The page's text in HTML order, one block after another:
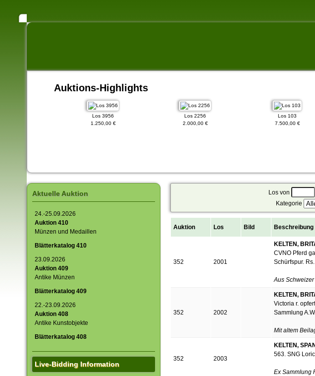
Auktions-Highlights
Los 3956
1.250,00 €
Los 2256
2.000,00 €
Los 103
7.500,00 €
Aktuelle Auktion
24.-25.09.2026
Auktion 410
Münzen und Medaillen
Blätterkatalog 410
23.09.2026
Auktion 409
Antike Münzen
Blätterkatalog 409
22.-23.09.2026
Auktion 408
Antike Kunstobjekte
Blätterkatalog 408
Live-Bidding Information
Los von
Kategorie
Auktion Los Bild Beschreibung
352 2001
KELTEN,
CVNO Pferd
Schürfspur.
Aus
352 2002
KELTEN,
Victoria r.
Sammlung
Mit altem
352 2003
KELTEN,
563. SNG
Ex Sammlung